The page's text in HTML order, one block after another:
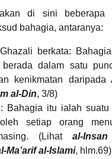
di sini beberapa
bahagia, antaranya:
Ghazali berkata:
berada dalam satu
kenikmatan
al-Din, 3/8)
Bahagia itu ialah suatu
setiap orang
(Lihat al-
Ma’arif al-Islami, hlm.69)